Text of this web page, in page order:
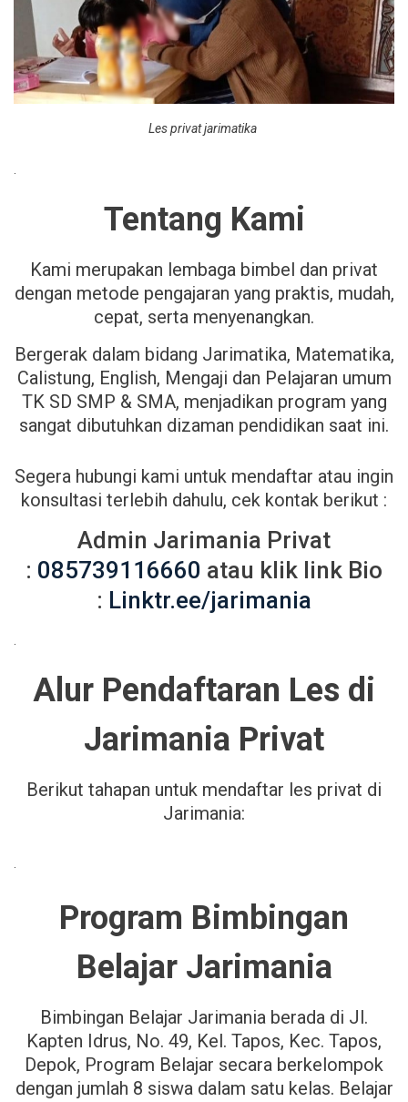
Les privat jarimatika
Tentang Kami
Kami merupakan lembaga bimbel dan privat
dengan metode pengajaran yang praktis, mudah,
cepat, serta menyenangkan.
Bergerak dalam bidang Jarimatika, Matematika,
Calistung, English, Mengaji dan Pelajaran umum
TK SD SMP & SMA, menjadikan program yang
sangat dibutuhkan dizaman pendidikan saat ini.
Segera hubungi kami untuk mendaftar atau ingin
konsultasi terlebih dahulu, cek kontak berikut :
Admin Jarimania Privat
: 085739116660 atau klik link Bio
: Linktr.ee/jarimania
Alur Pendaftaran Les di
Jarimania Privat
Berikut tahapan untuk mendaftar les privat di
Jarimania:
Program Bimbingan
Belajar Jarimania
Bimbingan Belajar Jarimania berada di Jl.
Kapten Idrus, No. 49, Kel. Tapos, Kec. Tapos,
Depok, Program Belajar secara berkelompok
dengan jumlah 8 siswa dalam satu kelas. Belajar